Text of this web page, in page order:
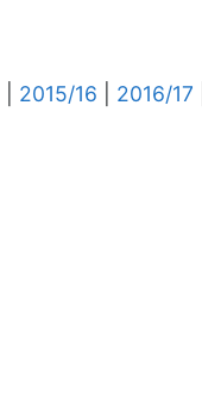
2015/16 2016/17